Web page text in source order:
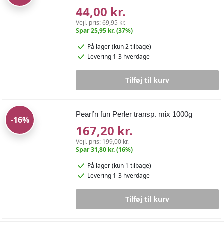
44,00 kr.
Vejl. pris:69,95 kr.
Spar 25,95 kr. (37%)
På lager(kun 2 tilbage)
Levering 1-3 hverdage
Tilføj til kurv
-16%
Pearl’n fun Perler transp. mix 1000g
167,20 kr.
Vejl. pris:199,00 kr.
Spar 31,80 kr. (16%)
På lager(kun 1 tilbage)
Levering 1-3 hverdage
Tilføj til kurv